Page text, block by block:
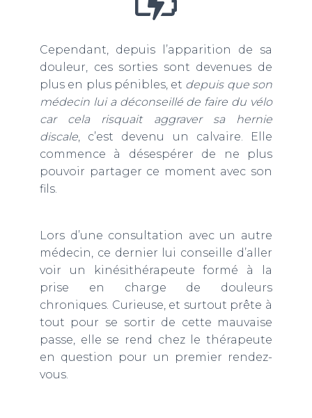
Cependant, depuis l’apparition de sa
douleur, ces sorties sont devenues de
plus en plus pénibles, et depuis que son
médecin lui a déconseillé de faire du vélo
car cela risquait aggraver sa hernie
discale, c’est devenu un calvaire. Elle
commence à désespérer de ne plus
pouvoir partager ce moment avec son
fils.
Lors d’une consultation avec un autre
médecin, ce dernier lui conseille d’aller
voir un kinésithérapeute formé à la
prise en charge de douleurs
chroniques. Curieuse, et surtout prête à
tout pour se sortir de cette mauvaise
passe, elle se rend chez le thérapeute
en question pour un premier rendez-
vous.